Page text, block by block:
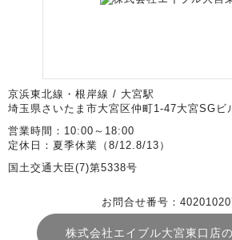
京浜東北線・根岸線 / 大宮駅
埼玉県さいたま市大宮区仲町1-47大宮SGビ
営業時間：10:00～18:00
定休日：夏季休業（8/12.8/13）
国土交通大臣(7)第5338号
お問合せ番号：
株式会社エイブル大宮東口店